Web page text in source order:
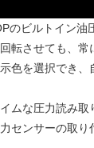
のビルトイン油
転させても、常
色を選択でき、
ムな圧力読み
センサーの取り